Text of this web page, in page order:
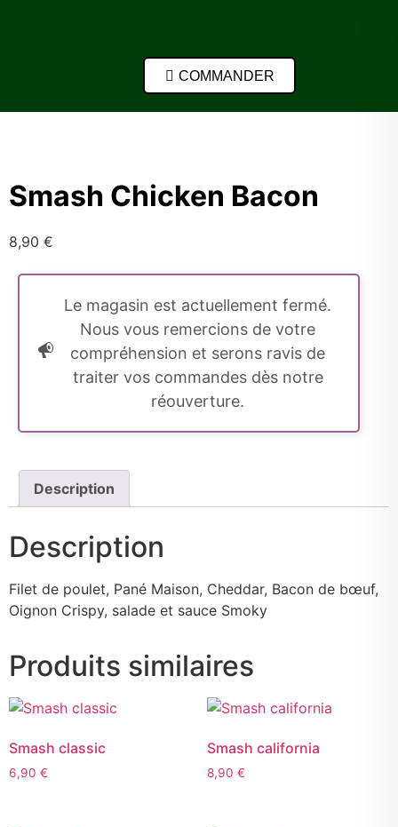
COMMANDER
Smash Chicken Bacon
8,90 €
Le magasin est actuellement fermé.
Nous vous remercions de votre
compréhension et serons ravis de
traiter vos commandes dès notre
réouverture.
Description
Description
Filet de poulet, Pané Maison, Cheddar, Bacon de bœuf,
Oignon Crispy, salade et sauce Smoky
Produits similaires
Smash classic
6,90 €
Smash california
8,90 €